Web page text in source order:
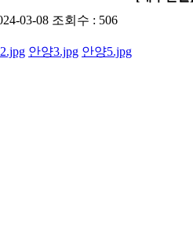
03-08 조회수 : 506
안양3.jpg 안양5.jpg